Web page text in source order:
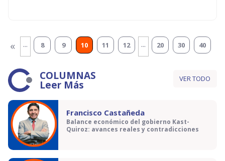
« ... 8 9 10 11 12 ... 20 30 40
COLUMNAS
Leer Más VER TODO
Francisco Castañeda
Balance económico del gobierno Kast-
Quiroz: avances reales y contradicciones